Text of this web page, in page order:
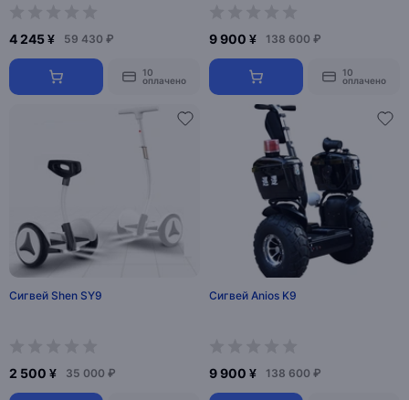
4 245 ¥ 59 430 ₽
10
оплачено
9 900 ¥ 138 600 ₽
10
оплачено
Сигвей Shen SY9
2 500 ¥ 35 000 ₽
Сигвей Anios K9
9 900 ¥ 138 600 ₽